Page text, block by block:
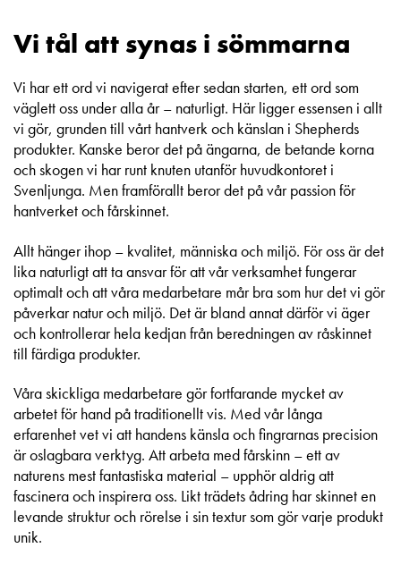
Vi tål att synas i sömmarna
Vi har ett ord vi navigerat efter sedan starten, ett ord som
väglett oss under alla år – naturligt. Här ligger essensen i allt
vi gör, grunden till vårt hantverk och känslan i Shepherds
produkter. Kanske beror det på ängarna, de betande korna
och skogen vi har runt knuten utanför huvudkontoret i
Svenljunga. Men framförallt beror det på vår passion för
hantverket och fårskinnet.
Allt hänger ihop – kvalitet, människa och miljö. För oss är det
lika naturligt att ta ansvar för att vår verksamhet fungerar
optimalt och att våra medarbetare mår bra som hur det vi gör
påverkar natur och miljö. Det är bland annat därför vi äger
och kontrollerar hela kedjan från beredningen av råskinnet
till färdiga produkter.
Våra skickliga medarbetare gör fortfarande mycket av
arbetet för hand på traditionellt vis. Med vår långa
erfarenhet vet vi att handens känsla och fingrarnas precision
är oslagbara verktyg. Att arbeta med fårskinn – ett av
naturens mest fantastiska material – upphör aldrig att
fascinera och inspirera oss. Likt trädets ådring har skinnet en
levande struktur och rörelse i sin textur som gör varje produkt
unik.